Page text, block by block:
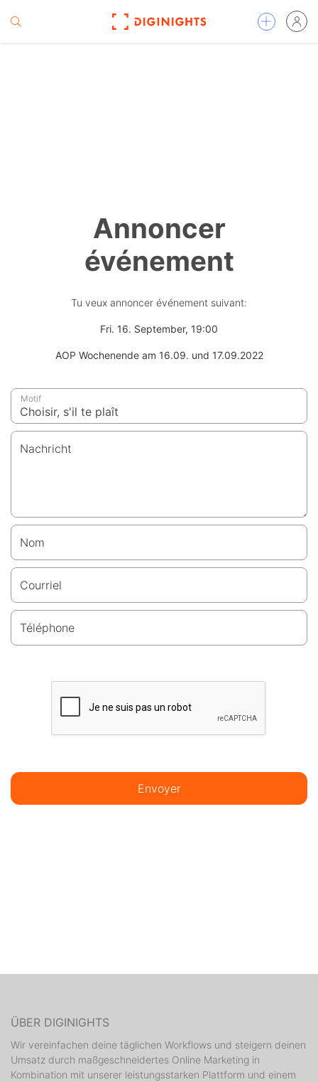
Annoncer
événement
Tu veux annoncer événement suivant:
Fri. 16. September, 19:00
AOP Wochenende am 16.09. und 17.09.2022
Motif
Nachricht
Nom
Courriel
Téléphone
Envoyer
ÜBER DIGINIGHTS
Wir vereinfachen deine täglichen Workflows und steigern deinen
Umsatz durch maßgeschneidertes Online Marketing in
Kombination mit unserer leistungsstarken Plattform und einem